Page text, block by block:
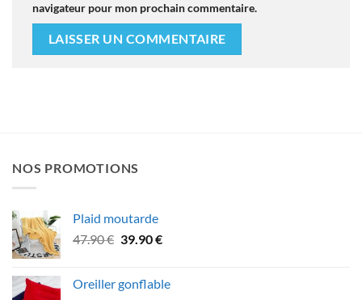
navigateur pour mon prochain commentaire.
NOS PROMOTIONS
Plaid moutarde
47.90€ Le
était :
39.90€Le
est :
Oreiller gonflable